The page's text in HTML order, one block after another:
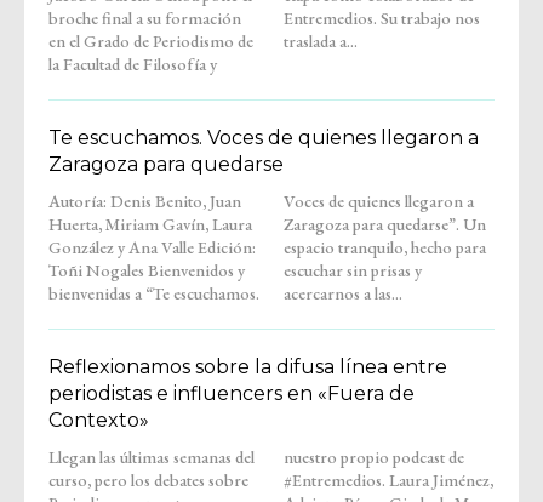
broche final a su formación
en el Grado de Periodismo de
la Facultad de Filosofía y
Entremedios. Su trabajo nos
traslada a...
Te escuchamos. Voces de quienes llegaron a
Zaragoza para quedarse
Autoría: Denis Benito, Juan
Huerta, Miriam Gavín, Laura
González y Ana Valle Edición:
Toñi Nogales Bienvenidos y
bienvenidas a “Te escuchamos.
Voces de quienes llegaron a
Zaragoza para quedarse”. Un
espacio tranquilo, hecho para
escuchar sin prisas y
acercarnos a las...
Reflexionamos sobre la difusa línea entre
periodistas e influencers en «Fuera de
Contexto»
Llegan las últimas semanas del
curso, pero los debates sobre
nuestro propio podcast de
#Entremedios. Laura Jiménez,